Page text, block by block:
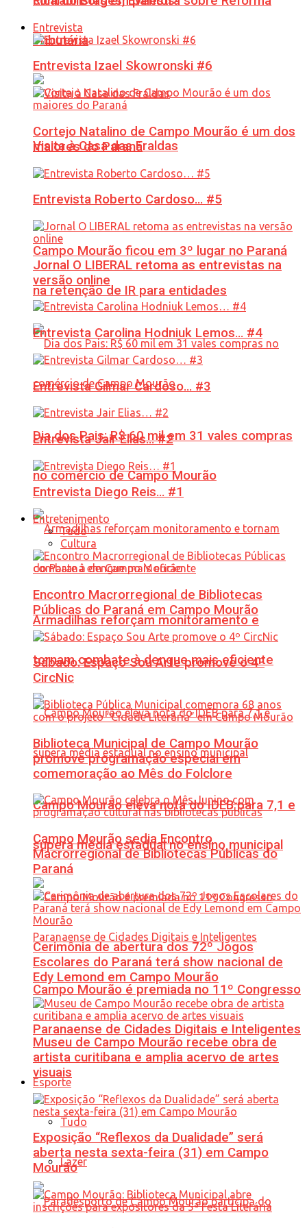
Tributária
Visita à Casa das Fraldas
Campo Mourão ficou em 3º lugar no Paraná
na retenção de IR para entidades
Dia dos Pais: R$ 60 mil em 31 vales compras
no comércio de Campo Mourão
Armadilhas reforçam monitoramento e
tornam combate à dengue mais eficiente
Campo Mourão eleva nota do IDEB para 7,1 e
supera média estadual no ensino municipal
Campo Mourão é premiada no 11º Congresso
Paranaense de Cidades Digitais e Inteligentes
Esporte
Tudo
Lazer
Entrevista
Entrevista Izael Skowronski #6
Cortejo Natalino de Campo Mourão é um dos
maiores do Paraná
Entrevista Roberto Cardoso… #5
Jornal O LIBERAL retoma as entrevistas na
versão online
Entrevista Carolina Hodniuk Lemos… #4
Entrevista Gilmar Cardoso… #3
Entrevista Jair Elias… #2
Entrevista Diego Reis… #1
Entretenimento
Tudo
Cultura
Encontro Macrorregional de Bibliotecas
Públicas do Paraná em Campo Mourão
Sábado: Espaço Sou Arte promove o 4º
CircNic
Biblioteca Municipal de Campo Mourão
promove programação especial em
comemoração ao Mês do Folclore
Campo Mourão sedia Encontro
Macrorregional de Bibliotecas Públicas do
Paraná
Cerimônia de abertura dos 72º Jogos
Escolares do Paraná terá show nacional de
Edy Lemond em Campo Mourão
Museu de Campo Mourão recebe obra de
artista curitibana e amplia acervo de artes
visuais
Exposição “Reflexos da Dualidade” será
aberta nesta sexta-feira (31) em Campo
Mourão